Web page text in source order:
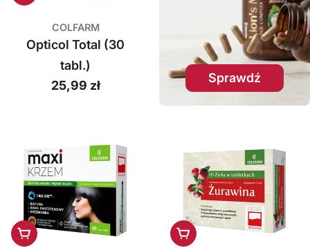
COLFARM
Opticol Total (30
tabl.)
Cena
25,99 zł
Sprawdź
Dodaj do koszyka Dodaj do koszyka